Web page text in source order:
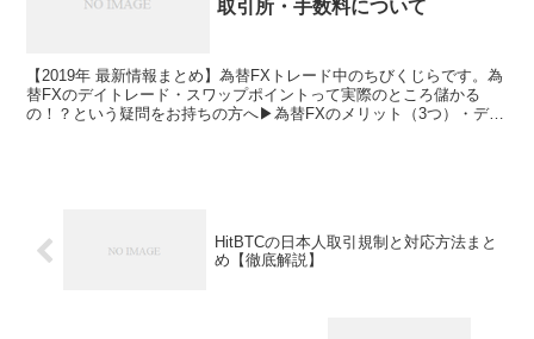
管理人が徹底解説をします。
取引所・手数料について
【2019年 最新情報まとめ】為替FXトレード中のちびくじらです。為
替FXのデイトレード・スワップポイントって実際のところ儲かる
の！？という疑問をお持ちの方へ▶為替FXのメリット（3つ）・デメ
HitBTCの日本人取引規制と対応方法まと
め【徹底解説】